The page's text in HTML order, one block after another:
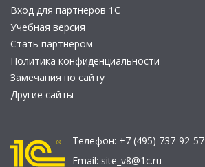
Вход для партнеров 1С
Учебная версия
Стать партнером
Политика конфиденциальности
Замечания по сайту
Другие сайты
Телефон: +7 (495) 737-92-57
Email: site_v8@1c.ru